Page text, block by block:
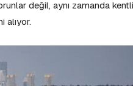
değil, aynı zamanda kentli
alıyor.